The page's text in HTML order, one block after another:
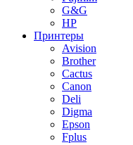
G&G
HP
Принтеры
Avision
Brother
Cactus
Canon
Deli
Digma
Epson
Fplus